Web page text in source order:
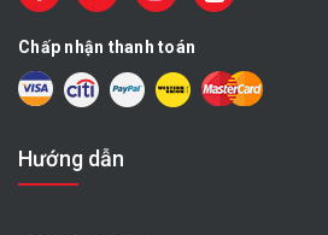
Chấp nhận thanh toán
Hướng dẫn